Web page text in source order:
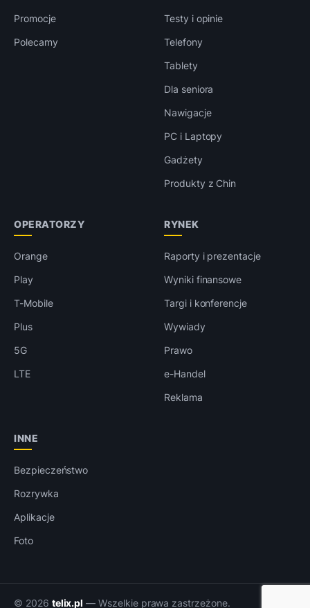
Promocje
Polecamy
Testy i opinie
Telefony
Tablety
Dla seniora
Nawigacje
PC i Laptopy
Gadżety
Produkty z Chin
OPERATORZY
Orange
Play
T-Mobile
Plus
5G
LTE
RYNEK
Raporty i prezentacje
Wyniki finansowe
Targi i konferencje
Wywiady
Prawo
e-Handel
Reklama
INNE
Bezpieczeństwo
Rozrywka
Aplikacje
Foto
© 2026 telix.pl — Wszelkie prawa zastrzeżone.